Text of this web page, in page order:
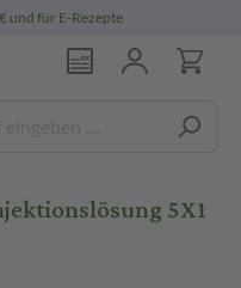
und für E-Rezepte
5X1